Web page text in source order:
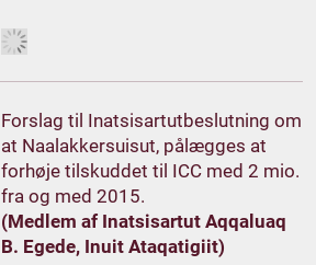
Forslag til Inatsisartutbeslutning om
at Naalakkersuisut, pålægges at
forhøje tilskuddet til ICC med 2 mio.
fra og med 2015.
(Medlem af Inatsisartut Aqqaluaq
B. Egede, Inuit Ataqatigiit)